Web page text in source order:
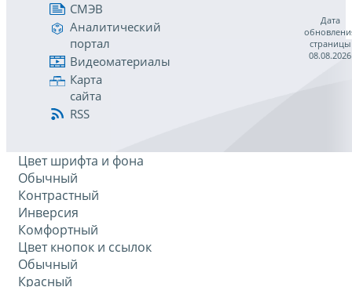
СМЭВ
Аналитический
портал
Видеоматериалы
Карта
сайта
RSS
Дата
страницы
08.08.2026
Цвет шрифта и фона
Обычный
Контрастный
Инверсия
Комфортный
Цвет кнопок и ссылок
Обычный
Красный